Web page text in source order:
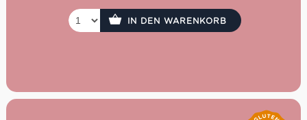
Honig verleihen dem Gebäck den unverwechselbaren
Duft und Geschmack.
IN DEN WARENKORB